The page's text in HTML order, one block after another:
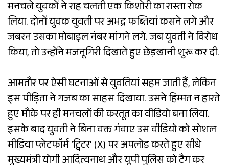
मनचले युवकों ने राह चलती एक किशोरी का रास्ता रोक
लिया. दोनों युवक युवती पर अभद्र फब्तियां कसने लगे और
जबरन उसका मोबाइल नंबर मांगने लगे. जब युवती ने विरोध
किया, तो उन्होंने मजनूगिरी दिखाते हुए छेड़खानी शुरू कर दी.
आमतौर पर ऐसी घटनाओं से युवतियां सहम जाती हैं, लेकिन
इस पीड़िता ने गजब का साहस दिखाया. उसने हिम्मत न हारते
हुए मौके पर ही मनचलों की करतूत का वीडियो बना लिया.
इसके बाद युवती ने बिना वक्त गंवाए उस वीडियो को सोशल
मीडिया प्लेटफॉर्म ‘ट्विटर’ (X) पर अपलोड करते हुए सीधे
मुख्यमंत्री योगी आदित्यनाथ और यूपी पुलिस को टैग कर